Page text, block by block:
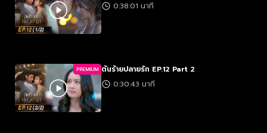
0:38:01 นาที
PREMIUM ต้นร้ายปลายรัก EP.12 Part 2
0:30:43 นาที